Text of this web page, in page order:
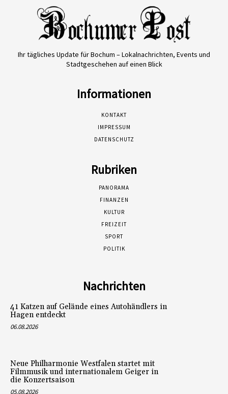
Ihr tägliches Update für Bochum – Lokalnachrichten, Events und
Stadtgeschehen auf einen Blick
Informationen
KONTAKT
IMPRESSUM
DATENSCHUTZ
Rubriken
PANORAMA
FINANZEN
KULTUR
FREIZEIT
SPORT
POLITIK
Nachrichten
41 Katzen auf Gelände eines Autohändlers in
Hagen entdeckt
06.08.2026
Neue Philharmonie Westfalen startet mit
Filmmusik und internationalem Geiger in
die Konzertsaison
05.08.2026